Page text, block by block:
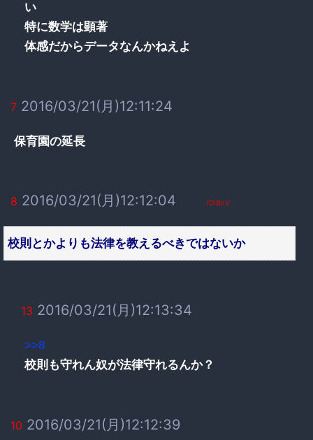
い
特に数学は顕著
体感だからデータなんかねえよ
7 2016/03/21(月)12:11:24
保育園の延長
8 2016/03/21(月)12:12:04 ID:BcV
校則とかよりも法律を教えるべきではないか
13 2016/03/21(月)12:13:34
>>8
校則も守れん奴が法律守れるんか？
10 2016/03/21(月)12:12:39